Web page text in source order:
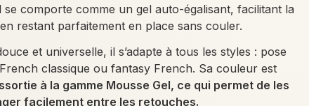
comporte comme un gel auto-égalisant, facilitant la
restant parfaitement en place sans couler.
et universelle, il s’adapte à tous les styles : pose
classique ou fantasy French. Sa couleur est
à la gamme Mousse Gel, ce qui permet de les
facilement entre les retouches.